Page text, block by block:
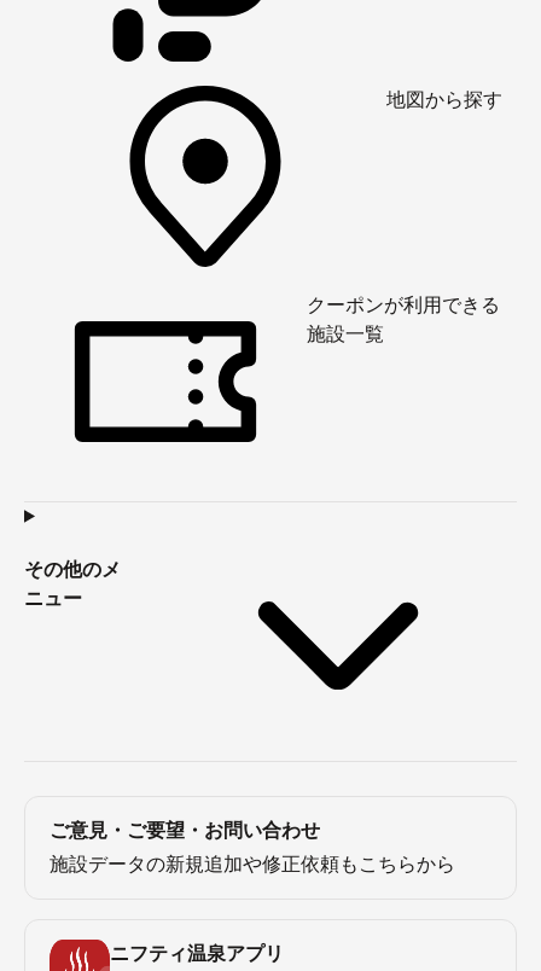
地図から探す
クーポンが利用できる
施設一覧
その他のメ
ニュー
ご意見・ご要望・お問い合わせ
施設データの新規追加や修正依頼もこちらから
ニフティ温泉アプリ